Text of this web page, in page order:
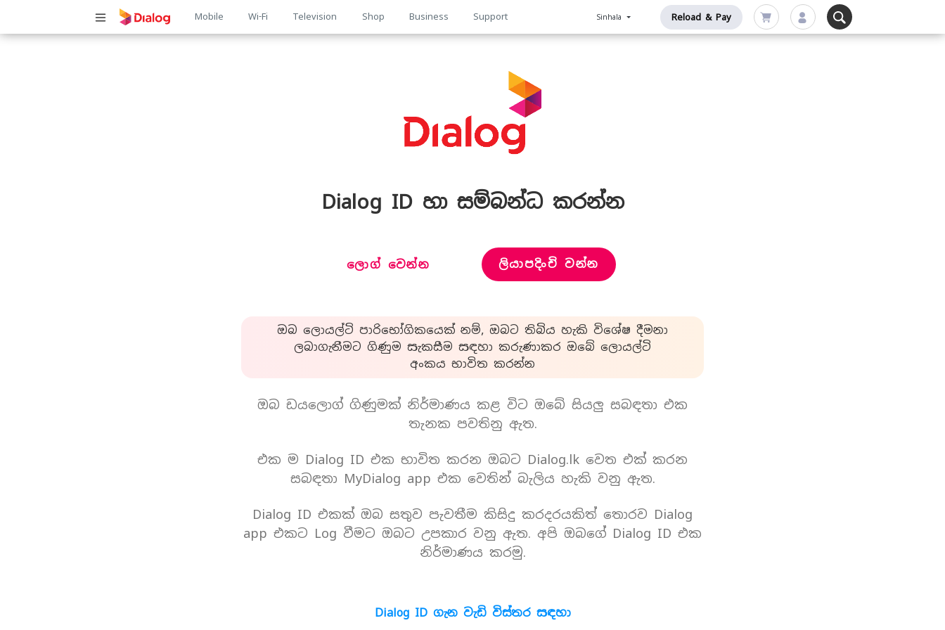
Main
Mobile Wi-Fi Television Shop Business Support Sinhala Reload & Pay
Dialog ID හා සම්බන්ධ කරන්න
ලොග් වෙන්න ලියාපදිංචි වන්න
ඔබ ලොයල්ටි පාරිභෝගිකයෙක් නම්, ඔබට තිබිය හැකි විශේෂ දීමනා
ලබාගැනීමට ගිණුම සැකසීම සඳහා කරුණාකර ඔබේ ලොයල්ටි
අංකය භාවිත කරන්න
ඔබ ඩයලොග් ගිණුමක් නිර්මාණය කළ විට ඔබේ සියලු සබඳතා එක
තැනක පවතිනු ඇත.
එක ම Dialog ID එක භාවිත කරන ඔබට Dialog.lk වෙත එක් කරන
සබඳතා MyDialog app එක වෙතින් බැලිය හැකි වනු ඇත.
Dialog ID එකක් ඔබ සතුව පැවතීම කිසිදු කරදරයකිත් තොරව Dialog
app එකට Log වීමට ඔබට උපකාර වනු ඇත. අපි ඔබගේ Dialog ID එක
නිර්මාණය කරමු.
Dialog ID ගැන වැඩි විස්තර සඳහා